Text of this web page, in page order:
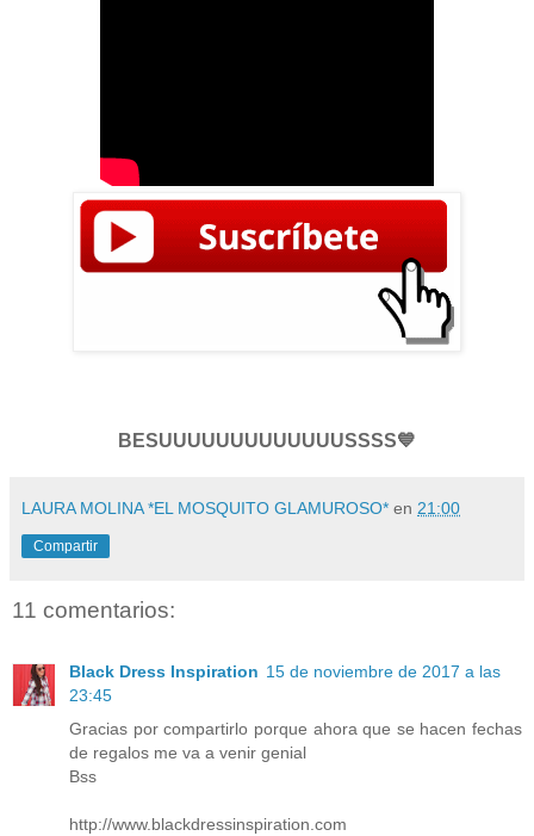
BESUUUUUUUUUUUUUSSSS💙
LAURA MOLINA *EL MOSQUITO GLAMUROSO* en 21:00
Compartir
11 comentarios:
Black Dress Inspiration 15 de noviembre de 2017 a las
23:45
Gracias por compartirlo porque ahora que se hacen fechas
de regalos me va a venir genial
Bss
http://www.blackdressinspiration.com